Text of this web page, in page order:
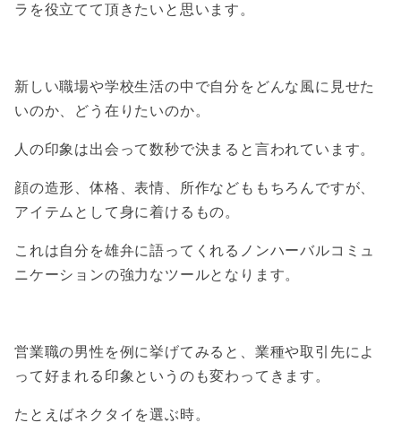
ラを役立てて頂きたいと思います。
新しい職場や学校生活の中で自分をどんな風に見せた
いのか、どう在りたいのか。
人の印象は出会って数秒で決まると言われています。
顔の造形、体格、表情、所作などももちろんですが、
アイテムとして身に着けるもの。
これは自分を雄弁に語ってくれるノンハーバルコミュ
ニケーションの強力なツールとなります。
営業職の男性を例に挙げてみると、業種や取引先によ
って好まれる印象というのも変わってきます。
たとえばネクタイを選ぶ時。